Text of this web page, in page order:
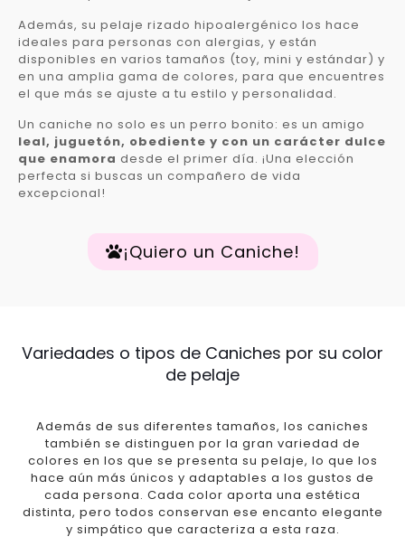
Además, su pelaje rizado hipoalergénico los hace
ideales para personas con alergias, y están
disponibles en varios tamaños (toy, mini y estándar) y
en una amplia gama de colores, para que encuentres
el que más se ajuste a tu estilo y personalidad.
Un caniche no solo es un perro bonito: es un amigo
leal, juguetón, obediente y con un carácter dulce
que enamora desde el primer día. ¡Una elección
perfecta si buscas un compañero de vida
excepcional!
¡Quiero un Caniche!
Variedades o tipos de Caniches por su color
de pelaje
Además de sus diferentes tamaños, los caniches
también se distinguen por la gran variedad de
colores en los que se presenta su pelaje, lo que los
hace aún más únicos y adaptables a los gustos de
cada persona. Cada color aporta una estética
distinta, pero todos conservan ese encanto elegante
y simpático que caracteriza a esta raza.